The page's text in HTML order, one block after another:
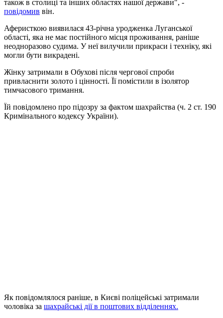
також в столиці та інших областях нашої держави", -
повідомив він.
Аферисткою виявилася 43-річна уродженка Луганської
області, яка не має постійного місця проживання, раніше
неодноразово судима. У неї вилучили прикраси і техніку, які
могли бути викрадені.
Жінку затримали в Обухові після чергової спроби
привласнити золото і цінності. Її помістили в ізолятор
тимчасового тримання.
Їй повідомлено про підозру за фактом шахрайства (ч. 2 ст. 190
Кримінального кодексу України).
Як повідомлялося раніше, в Києві поліцейські затримали
чоловіка за шахрайські дії в поштових відділеннях.